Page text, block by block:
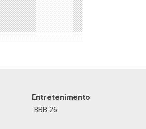
Entretenimento
BBB 26